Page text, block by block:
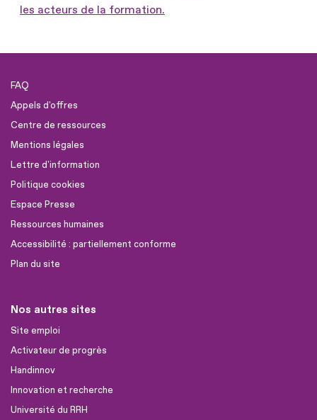
les acteurs de la formation.
FAQ
Appels d'offres
Centre de ressources
Mentions légales
Lettre d'information
Politique cookies
Espace Presse
Ressources humaines
Accessibilité : partiellement conforme
Plan du site
Nos autres sites
Site emploi
Activateur de progrès
Handinnov
Innovation et recherche
Université du RRH